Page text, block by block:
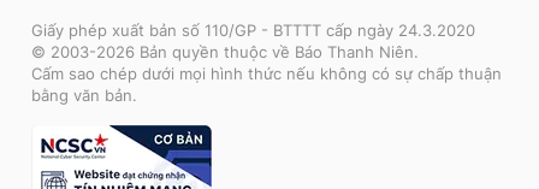
Giấy phép xuất bản số 110/GP - BTTTT cấp ngày 24.3.2020
© 2003-2026 Bản quyền thuộc về Báo Thanh Niên.
Cấm sao chép dưới mọi hình thức nếu không có sự chấp thuận
bằng văn bản.